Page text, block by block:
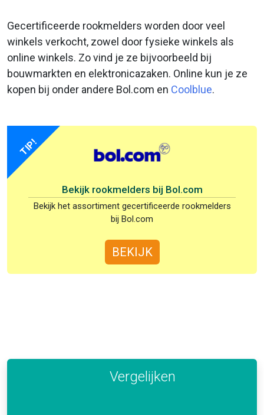
Gecertificeerde rookmelders worden door veel
winkels verkocht, zowel door fysieke winkels als
online winkels. Zo vind je ze bijvoorbeeld bij
bouwmarkten en elektronicazaken. Online kun je ze
kopen bij onder andere Bol.com en Coolblue.
Bekijk rookmelders bij Bol.com
Bekijk het assortiment gecertificeerde rookmelders
bij Bol.com
BEKIJK
TIP!
Vergelijken